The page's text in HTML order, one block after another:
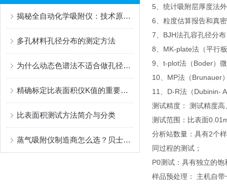
揭秘全自动化学吸附仪：技术原理与应用实践
多孔材料孔径分布的测定方法
为什么动态色谱法不适合做孔径测试分析？
精确标定比表面积仪K值的重要性与方法解析
比表面积测试方法简介与分类
蒸气吸附仪制造商怎么选？贝士德用专业与口碑给出答案
5、统计吸附层厚度法
6、粒度估算报告和真
7、BJH法孔容孔径分
8、MK-plate法（平行
9、t-plot法（Boder）
10、MP法（Brunauer
11、D-R法（Dubinin-
测试精度： 测试精度
测试范围：比表面
分析站数量：具有2个
同过程的测试；
P0测试：具有独立的
样品预处理： 主机自